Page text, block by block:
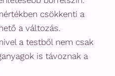
csökkenti a
a változás.
a testből nem csak
is távoznak a